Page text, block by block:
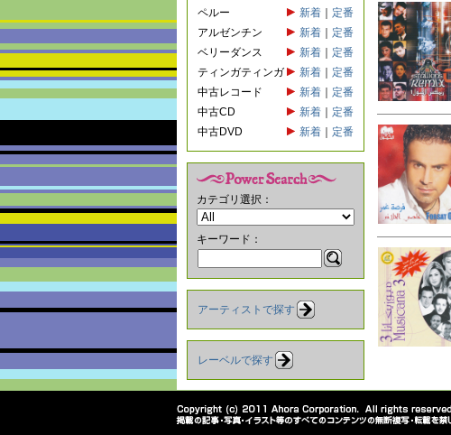
ペルー
新着
定番
アルゼンチン
新着
定番
ベリーダンス
新着
定番
ティンガティンガ
新着
定番
中古レコード
新着
定番
中古CD
新着
定番
中古DVD
新着 定番
カテゴリ選択：
キーワード：
アーティストで探す
レーベルで探す